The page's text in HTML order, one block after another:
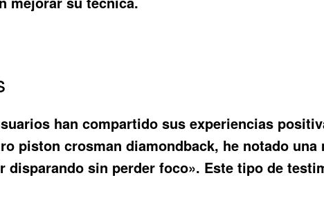
han compartido sus experiencias
piston crosman diamondback, he notado
sin perder foco». Este tipo de